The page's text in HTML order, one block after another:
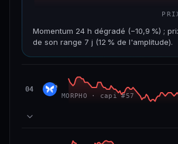
Momentum 24 h dégradé (−10,9 %) ;
de son range 7 j (12 % de l'amplitude).
3,5 Md$
VAR. 7 J VAR. 30 J
04 MORP Morpho
MORPHO · capi #57